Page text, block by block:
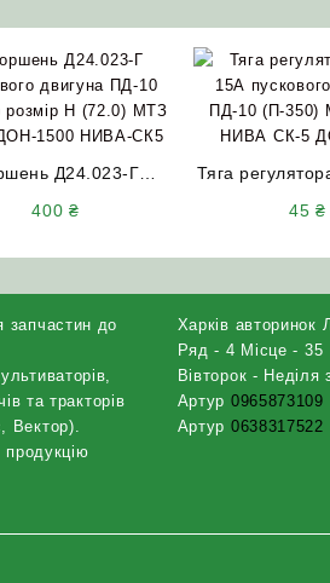
Д24.023-Г
розмір Н (72.0)
400₴
Тяга
(П-350) МТЗ
45₴
запчастин до
та тракторів
продукцію
Харків авторинок
Ряд - 4 Місце - 35
Вівторок - Неділя
Артур 0965873109
Артур 0638317522